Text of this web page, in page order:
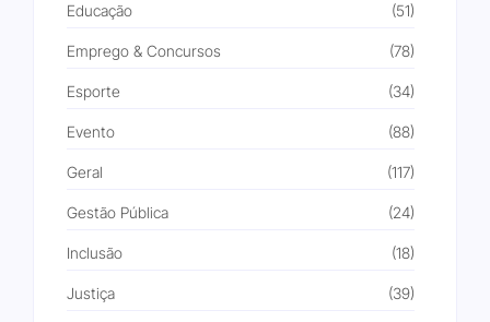
Educação (51)
Emprego & Concursos (78)
Esporte (34)
Evento (88)
Geral (117)
Gestão Pública (24)
Inclusão (18)
Justiça (39)